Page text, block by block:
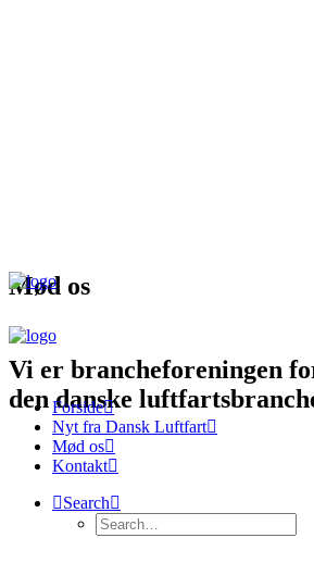
Forside
Nyt fra Dansk Luftfart
Mød os
Kontakt
Search
Mød os
Vi er brancheforeningen
den danske